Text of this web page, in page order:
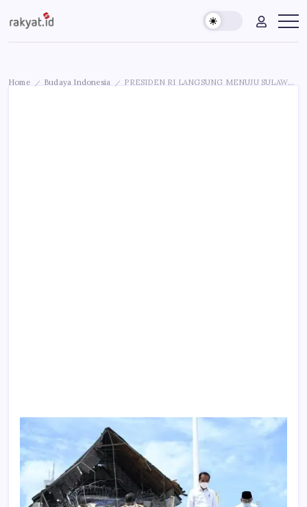
to
content
Rakyat.id
Edukasi
Masyarakat
Home / Budaya Indonesia / PRESIDEN RI LANGSUNG MENUJU SULAWESI BARAT TINJAU BENCANA GEMPA